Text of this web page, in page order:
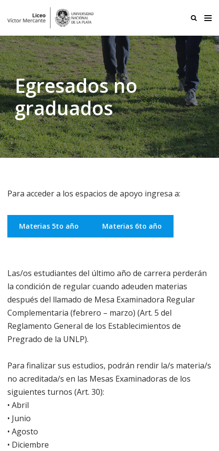
al
contenido
Egresados no
graduados
Para acceder a los espacios de apoyo ingresa a:
Materias 5to año Materias 6to año
Las/os estudiantes del último año de carrera perderán
la condición de regular cuando adeuden materias
después del llamado de Mesa Examinadora Regular
Complementaria (febrero – marzo) (Art. 5 del
Reglamento General de los Establecimientos de
Pregrado de la UNLP).
Para finalizar sus estudios, podrán rendir la/s materia/s
no acreditada/s en las Mesas Examinadoras de los
siguientes turnos (Art. 30):
• Abril
• Junio
• Agosto
• Diciembre